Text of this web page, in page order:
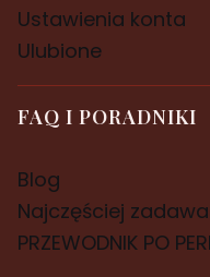
Ustawienia konta
Ulubione
FAQ I PORADNIKI
Blog
Najczęściej
PRZEWODNIK PO